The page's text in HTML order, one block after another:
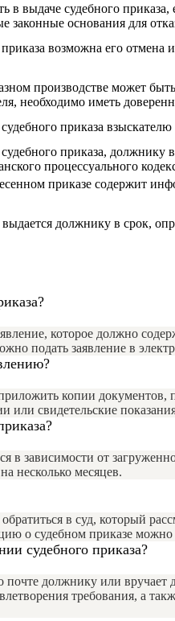
в выдаче судебного
законные основания для
возможна его отмена
производстве может
необходимо иметь
приказа
приказа, должнику
процессуального
приказе содержит
должнику в срок,
которое должно
подать заявление в
копии
или свидетельские
в зависимости от
несколько месяцев.
в суд, который
о судебном приказе можно
судебного приказа?
почте должнику или
требования, а